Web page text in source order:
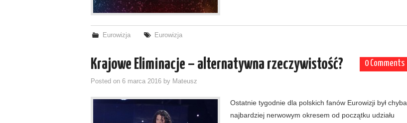
Eurowizja Eurowizja
0 Comments
Krajowe Eliminacje – alternatywna rzeczywistość?
Posted on 6 marca 2016 by Mateusz
Ostatnie tygodnie dla polskich fanów Eurowizji był chyba
najbardziej nerwowym okresem od początku udziału